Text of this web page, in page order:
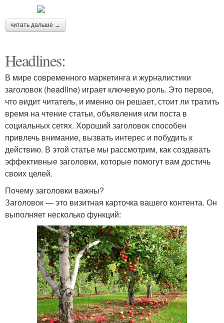
читать дальше →
Headlines:
В мире современного маркетинга и журналистики
заголовок (headline) играет ключевую роль. Это первое,
что видит читатель, и именно он решает, стоит ли тратить
время на чтение статьи, объявления или поста в
социальных сетях. Хороший заголовок способен
привлечь внимание, вызвать интерес и побудить к
действию. В этой статье мы рассмотрим, как создавать
эффективные заголовки, которые помогут вам достичь
своих целей.
Почему заголовки важны?
Заголовок — это визитная карточка вашего контента. Он
выполняет несколько функций: